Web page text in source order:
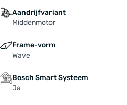
Aandrijfvariant
Middenmotor
Frame-vorm
Wave
Bosch Smart Systeem
Ja